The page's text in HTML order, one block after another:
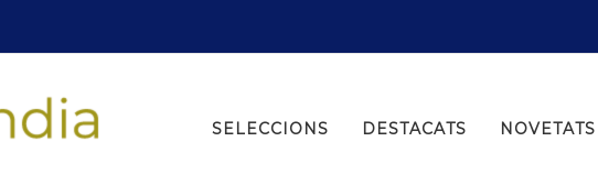
Search
SELECCIONS DESTACATS NOVETATS